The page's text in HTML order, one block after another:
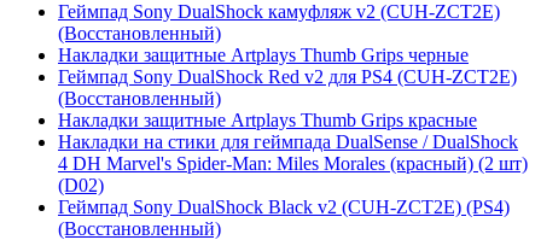
Геймпад Sony DualShock камуфляж v2 (CUH-ZCT2E)
(Восстановленный)
Накладки защитные Artplays Thumb Grips черные
Геймпад Sony DualShock Red v2 для PS4 (CUH-ZCT2E)
(Восстановленный)
Накладки защитные Artplays Thumb Grips красные
Накладки на стики для геймпада DualSense / DualShock
4 DH Marvel's Spider-Man: Miles Morales (красный) (2 шт)
(D02)
Геймпад Sony DualShock Black v2 (CUH-ZCT2E) (PS4)
(Восстановленный)